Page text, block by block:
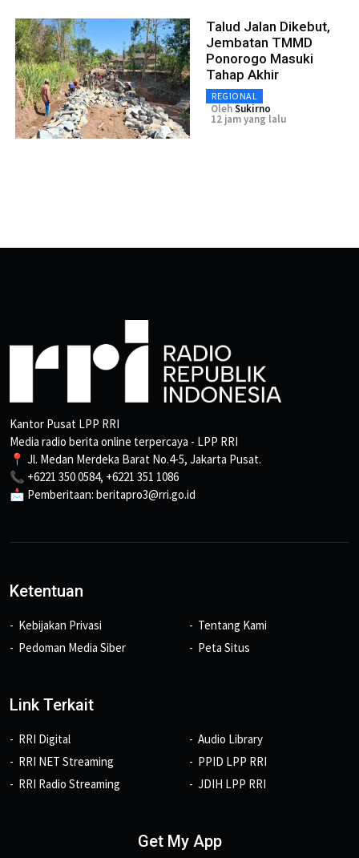
Talud Jalan Dikebut,
Jembatan TMMD
Ponorogo Masuki
Tahap Akhir
REGIONAL
OlehSukirno
12 jam yang lalu
Kantor Pusat LPP RRI
Media radio berita online terpercaya - LPP RRI
📍 Jl. Medan Merdeka Barat No.4-5, Jakarta Pusat.
📞 +6221 350 0584, +6221 351 1086
📩 Pemberitaan: beritapro3@rri.go.id
Ketentuan
Kebijakan Privasi
Pedoman Media Siber
Tentang Kami
Peta Situs
Link Terkait
RRI Digital
RRI NET Streaming
RRI Radio Streaming
Audio Library
PPID LPP RRI
JDIH LPP RRI
Get My App